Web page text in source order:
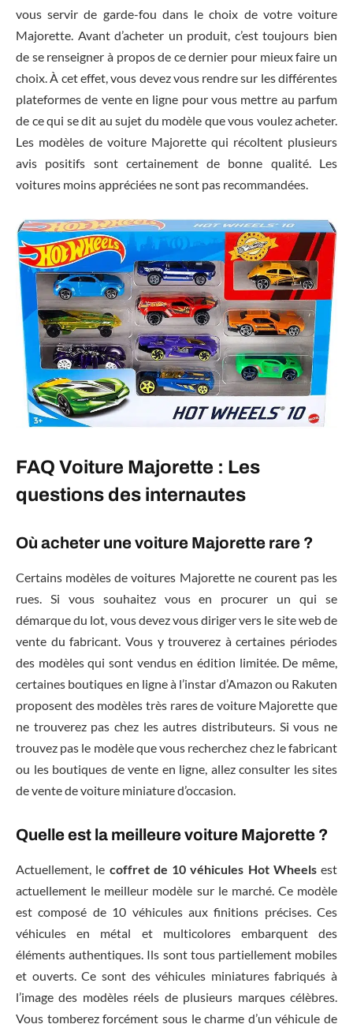
vous servir de garde-fou dans le choix de votre voiture
Majorette. Avant d’acheter un produit, c’est toujours bien
de se renseigner à propos de ce dernier pour mieux faire un
choix. À cet effet, vous devez vous rendre sur les différentes
plateformes de vente en ligne pour vous mettre au parfum
de ce qui se dit au sujet du modèle que vous voulez acheter.
Les modèles de voiture Majorette qui récoltent plusieurs
avis positifs sont certainement de bonne qualité. Les
voitures moins appréciées ne sont pas recommandées.
FAQ Voiture Majorette : Les
questions des internautes
Où acheter une voiture Majorette rare ?
Certains modèles de voitures Majorette ne courent pas les
rues. Si vous souhaitez vous en procurer un qui se
démarque du lot, vous devez vous diriger vers le site web de
vente du fabricant. Vous y trouverez à certaines périodes
des modèles qui sont vendus en édition limitée. De même,
certaines boutiques en ligne à l’instar d’Amazon ou Rakuten
proposent des modèles très rares de voiture Majorette que
ne trouverez pas chez les autres distributeurs. Si vous ne
trouvez pas le modèle que vous recherchez chez le fabricant
ou les boutiques de vente en ligne, allez consulter les sites
de vente de voiture miniature d’occasion.
Quelle est la meilleure voiture Majorette ?
Actuellement, le coffret de 10 véhicules Hot Wheelsest
actuellement le meilleur modèle sur le marché. Ce modèle
est composé de 10 véhicules aux finitions précises. Ces
véhicules en métal et multicolores embarquent des
éléments authentiques. Ils sont tous partiellement mobiles
et ouverts. Ce sont des véhicules miniatures fabriqués à
l’image des modèles réels de plusieurs marques célèbres.
Vous tomberez forcément sous le charme d’un véhicule de